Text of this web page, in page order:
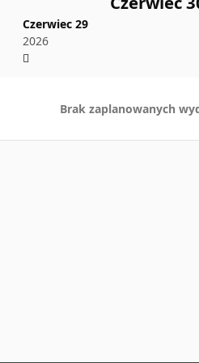
Czerwiec 29
2026
Brak zaplanowanych